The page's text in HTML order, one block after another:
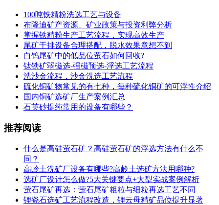
100吨铁精粉洗选工艺与设备
布隆迪矿产资源、矿业政策与投资利弊分析
掌握铁精粉生产工艺流程，实现高效生产
尾矿干排设备合理搭配，脱水效果意想不到
白钨尾矿中的低品位萤石如何回收?
钛铁矿弱磁选-强磁预选-浮选工艺流程
洗沙金流程，沙金洗选工艺流程
硫化铜矿物常见的有七种，每种硫化铜矿的可浮性介绍
国内铜矿选矿厂生产案例汇总
石英砂提纯常用的设备有哪些？
推荐阅读
什么是高硅萤石矿？高硅萤石矿的浮选方法有什么不
同？
高岭土洗矿厂设备有哪些?高岭土选矿方法用哪种?
选矿厂设计怎么做?5大关键要点+大型实战案例解析
萤石尾矿再选：萤石尾矿粗粒与细粒再选工艺不同
锂瓷石选矿工艺流程改造，锂云母精矿品位提升显著